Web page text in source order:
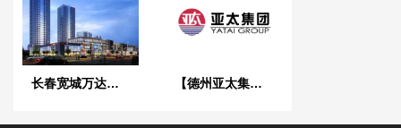
长春宽城万达广场采用上海淞江波纹补偿器 【德州亚太集团】弹簧减震器合同